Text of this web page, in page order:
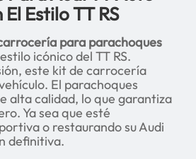
Estilo TT RS
para parachoques
icónico del TT RS.
este kit de carrocería
El parachoques
alta calidad, lo que garantiza
Ya sea que esté
o restaurando su Audi
definitiva.